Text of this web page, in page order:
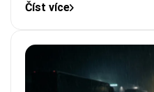
Číst více